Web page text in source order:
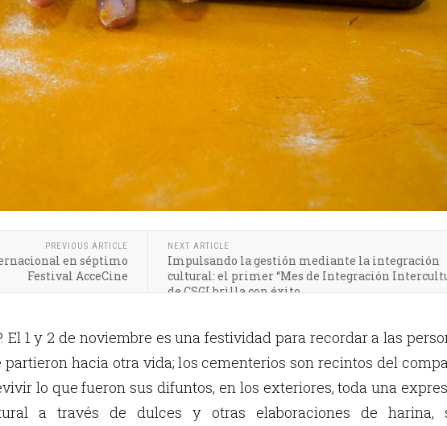
PREVIOUS ARTICLE
en séptimo
Festival AcceCine
NEXT ARTICLE
Impulsando la gestión mediante la integración
cultural: el primer “Mes de Integración
de CSGI brilla con éxito
El 1 y 2 de noviembre es una festividad para recordar a las
partieron hacia otra vida; los cementerios son recintos del
lo que fueron sus difuntos, en los exteriores, toda una
a través de dulces y otras elaboraciones de harina,